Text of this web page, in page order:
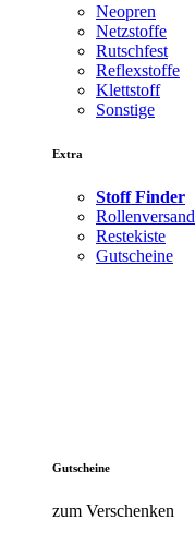
Neopren
Netzstoffe
Rutschfest
Reflexstoffe
Klettstoff
Sonstige
Extra
Stoff Finder
Rollenversand
Restekiste
Gutscheine
Gutscheine
zum Verschenken